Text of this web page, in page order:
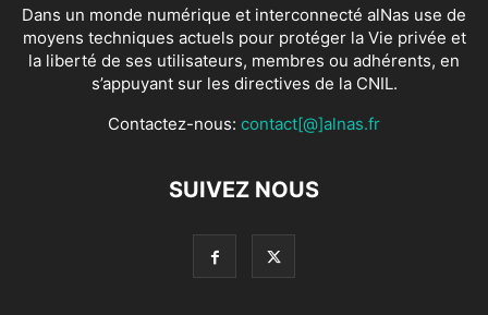
Dans un monde numérique et interconnecté alNas use de
moyens techniques actuels pour protéger la Vie privée et
la liberté de ses utilisateurs, membres ou adhérents, en
s’appuyant sur les directives de la CNIL.
Contactez-nous: contact[@]alnas.fr
SUIVEZ NOUS